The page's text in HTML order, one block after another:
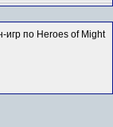
по Heroes of Might